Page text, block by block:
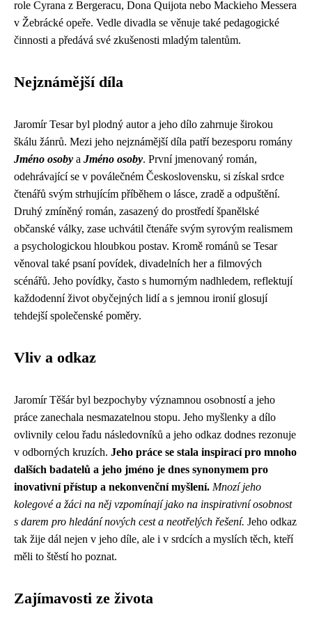
role Cyrana z Bergeracu, Dona Quijota nebo Mackieho Messera
v Žebrácké opeře. Vedle divadla se věnuje také pedagogické
činnosti a předává své zkušenosti mladým talentům.
Nejznámější díla
Jaromír Tesar byl plodný autor a jeho dílo zahrnuje širokou
škálu žánrů. Mezi jeho nejznámější díla patří bezesporu romány
Jméno osoby a Jméno osoby. První jmenovaný román,
odehrávající se v poválečném Československu, si získal srdce
čtenářů svým strhujícím příběhem o lásce, zradě a odpuštění.
Druhý zmíněný román, zasazený do prostředí španělské
občanské války, zase uchvátil čtenáře svým syrovým realismem
a psychologickou hloubkou postav. Kromě románů se Tesar
věnoval také psaní povídek, divadelních her a filmových
scénářů. Jeho povídky, často s humorným nadhledem, reflektují
každodenní život obyčejných lidí a s jemnou ironií glosují
tehdejší společenské poměry.
Vliv a odkaz
Jaromír Těšár byl bezpochyby významnou osobností a jeho
práce zanechala nesmazatelnou stopu. Jeho myšlenky a dílo
ovlivnily celou řadu následovníků a jeho odkaz dodnes rezonuje
v odborných kruzích. Jeho práce se stala inspirací pro mnoho
dalších badatelů a jeho jméno je dnes synonymem pro
inovativní přístup a nekonvenční myšlení. Mnozí jeho
kolegové a žáci na něj vzpomínají jako na inspirativní osobnost
s darem pro hledání nových cest a neotřelých řešení. Jeho odkaz
tak žije dál nejen v jeho díle, ale i v srdcích a myslích těch, kteří
měli to štěstí ho poznat.
Zajímavosti ze života